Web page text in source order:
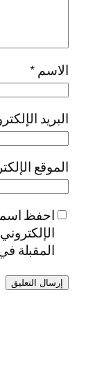
الاسم*
البريد
الموقع
احفظ
المقبلة